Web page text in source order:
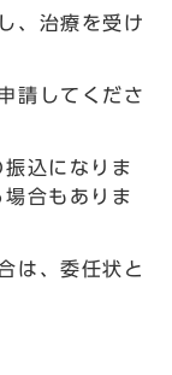
、治療を受け
請してくださ
込になりま
合もありま
は、委任状と